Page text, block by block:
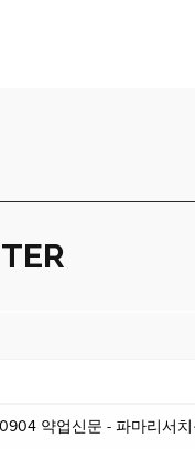
약업신문 - 파마리서